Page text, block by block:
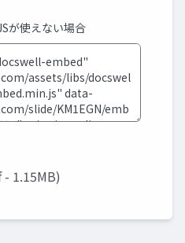
が使えない場合
1.15MB)